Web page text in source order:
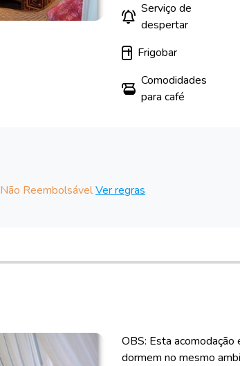
Serviço de
despertar
Frigobar
Comodidades
para café
Não ReembolsávelVer regras
OBS: Esta acomodação
dormem no mesmo